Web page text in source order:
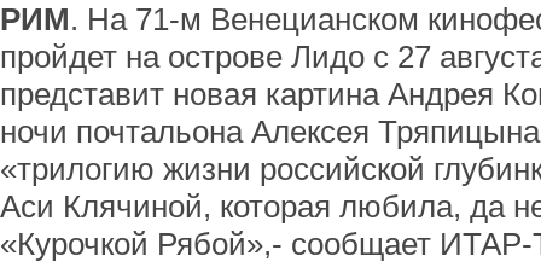
РИМ. На 71-м Венецианском
пройдет на острове Лидо с 27
представит новая картина Андрея
ночи почтальона Алексея
«трилогию жизни российской
Аси Клячиной, которая любила, да
«Курочкой Рябой»,- сообщает